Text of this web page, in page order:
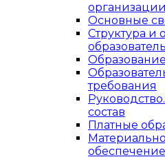
организации
Основные
Структура и
Образование
требования
состав
Платные
обеспечение